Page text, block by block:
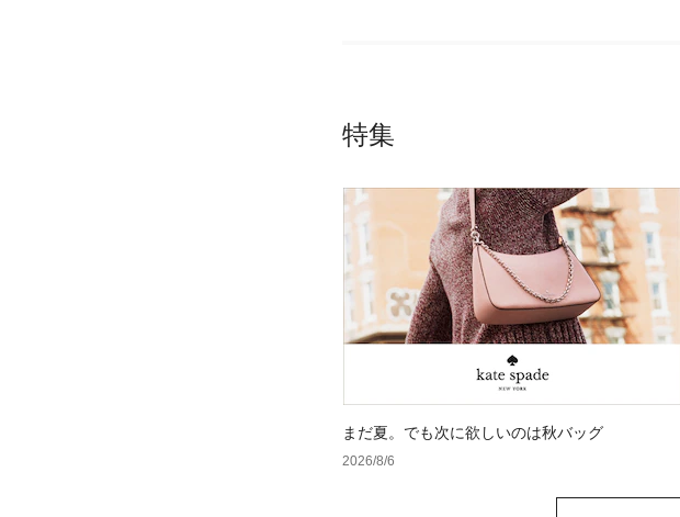
特集
まだ夏。でも次に欲しいのは秋バッグ
2026/8/6